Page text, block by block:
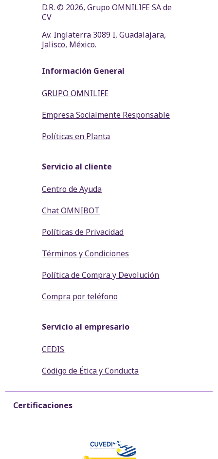
D.R. © 2026, Grupo OMNILIFE SA de
CV
Av. Inglaterra 3089 I, Guadalajara,
Jalisco, México.
Información General
GRUPO OMNILIFE
Empresa Socialmente Responsable
Políticas en Planta
Servicio al cliente
Centro de Ayuda
Chat OMNIBOT
Políticas de Privacidad
Términos y Condiciones
Política de Compra y Devolución
Compra por teléfono
Servicio al empresario
CEDIS
Código de Ética y Conducta
Certificaciones